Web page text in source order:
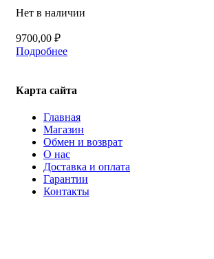
Нет в наличии
9700,00 ₽
Подробнее
Карта сайта
Главная
Магазин
Обмен и возврат
О нас
Доставка и оплата
Гарантии
Контакты